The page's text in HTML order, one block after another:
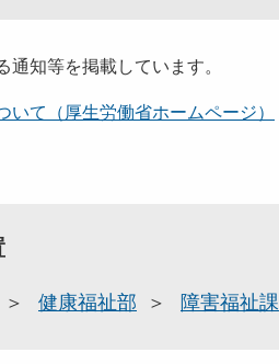
知等を掲載しています。
て（厚生労働省ホームページ）
健康福祉部 障害福祉課